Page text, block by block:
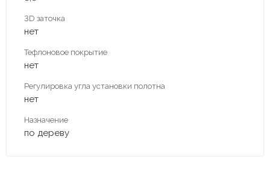
3D заточка
нет
Тефлоновое покрытие
нет
Регулировка угла установки полотна
нет
Назначение
по дереву